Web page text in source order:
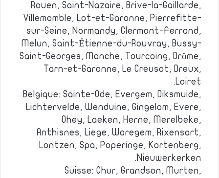
Rouen, Saint-Nazaire, Brive-la-Gaillarde,
Villemomble, Lot-et-Garonne, Pierrefitte-
sur-Seine, Normandy, Clermont-Ferrand,
Melun, Saint-Étienne-du-Rouvray, Bussy-
Saint-Georges, Manche, Tourcoing, Drôme,
Tarn-et-Garonne, Le Creusot, Dreux,
Loiret.
Belgique: Sainte-Ode, Evergem, Diksmuide,
Lichtervelde, Wenduine, Gingelom, Evere,
Ohey, Laeken, Herne, Merelbeke,
Anthisnes, Liege, Waregem, Rixensart,
Lontzen, Spa, Poperinge, Kortenberg,
Nieuwerkerken.
Suisse: Chur, Grandson, Murten,